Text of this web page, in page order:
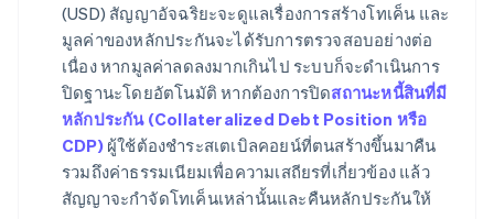
(USD) สัญญาอัจฉริยะจะดูแลเรื่องการสร้างโทเค็น และ
มูลค่าของหลักประกันจะได้รับการตรวจสอบอย่างต่อ
เนื่อง หากมูลค่าลดลงมากเกินไป ระบบก็จะดำเนินการ
ปิดฐานะโดยอัตโนมัติ หากต้องการปิดสถานะหนี้สินที่มี
หลักประกัน (Collateralized Debt Position หรือ
CDP)ผู้ใช้ต้องชำระสเตเบิลคอยน์ที่ตนสร้างขึ้นมาคืน
รวมถึงค่าธรรมเนียมเพื่อความเสถียรที่เกี่ยวข้อง แล้ว
สัญญาจะกำจัดโทเค็นเหล่านั้นและคืนหลักประกันให้